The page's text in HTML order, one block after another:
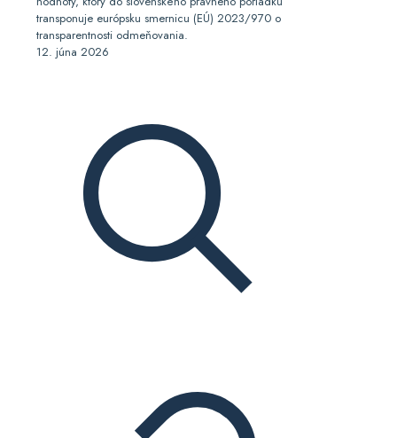
transponuje európsku smernicu (EÚ) 2023/970 o
transparentnosti odmeňovania.
12. júna 2026